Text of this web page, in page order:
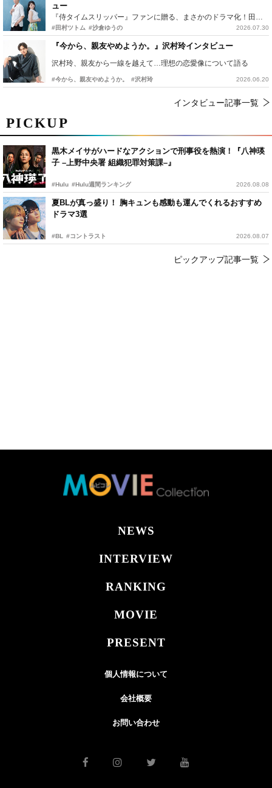
PICKUP
黒木メイサがハードなアクションで刑事役を熱演！『八神瑛
子 –上野中央署 組織犯罪対策課–』
#Hulu #Hulu週間ランキング 2026.08.08
夏BLが真っ盛り！ 胸キュンも感動も運んでくれるおすすめ
ドラマ3選
#BL #コントラスト 2026.08.07
ピックアップ記事一覧
ュー
『侍タイムスリッパー』ファンに贈る、まさかのドラマ化！田村ツトム×沙倉ゆうのが語る『心配無用ノ介』撮影秘話
#田村ツトム #沙倉ゆうの 2026.07.30
『今から、親友やめようか。』沢村玲インタビュー
沢村玲、親友から一線を越えて…理想の恋愛像について語る
#今から、親友やめようか。 #沢村玲 2026.06.20
インタビュー記事一覧
NEWS
INTERVIEW
RANKING
MOVIE
PRESENT
個人情報について
会社概要
お問い合わせ